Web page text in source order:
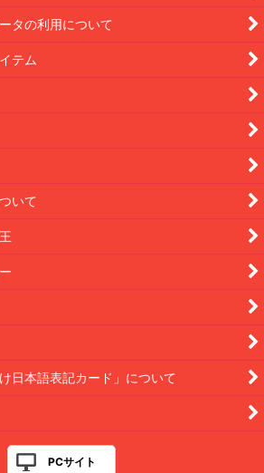
タの利用について
テム
いて
日本語表記カード」について
PCサイト